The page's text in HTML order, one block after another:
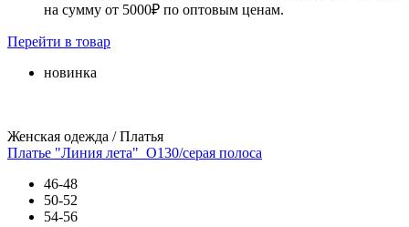
на сумму от 5000₽ по оптовым ценам.
Перейти в товар
новинка
Женская одежда / Платья
Платье "Линия лета"_О130/серая полоса
46-48
50-52
54-56